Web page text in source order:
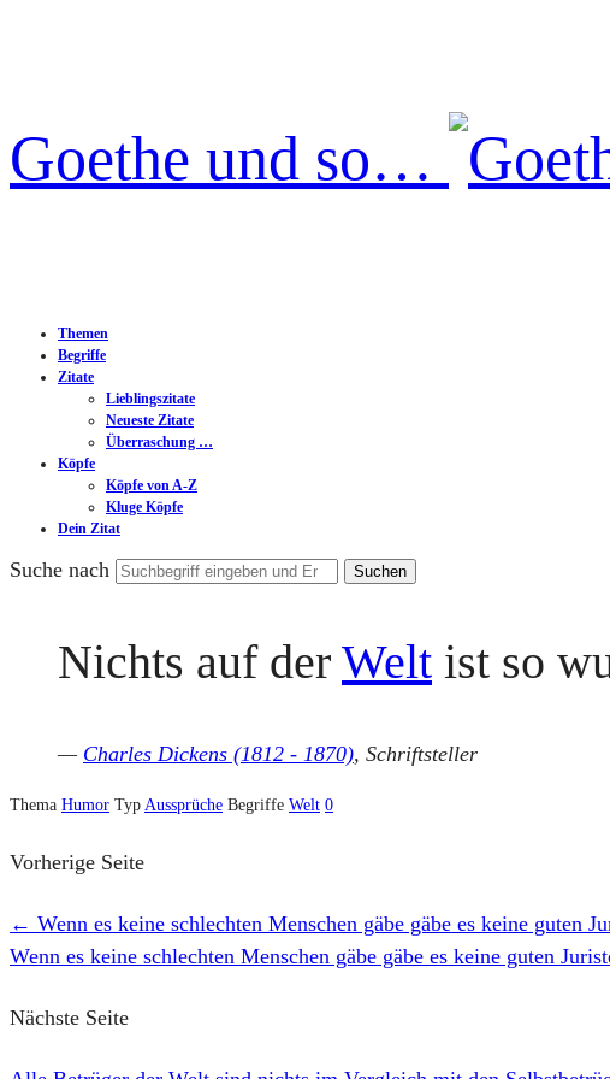
Goethe und so…
Themen
Begriffe
Zitate
Lieblingszitate
Neueste Zitate
Überraschung …
Köpfe
Köpfe von A-Z
Kluge Köpfe
Dein Zitat
Suche nach
Nichts auf der Welt ist so
— Charles Dickens (1812 - 1870), Schriftsteller
Thema Humor Typ Aussprüche Begriffe Welt 0
Vorherige Seite
← Wenn es keine schlechten Menschen gäbe gäbe es keine guten
Wenn es keine schlechten Menschen gäbe gäbe es keine guten
Nächste Seite